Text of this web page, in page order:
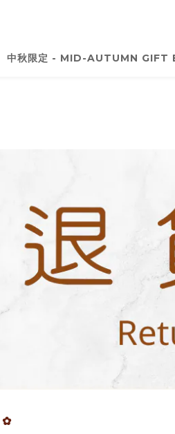
中秋限定 - MID-AUTUMN GIFT
✿